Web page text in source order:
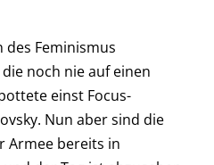
des Feminismus
noch nie auf einen
einst Focus-
Nun aber sind die
Armee bereits in